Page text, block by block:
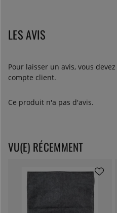
LES AVIS
Pour laisser un avis, vous devez
compte client.
Ce produit n'a pas d'avis.
VU(E) RÉCEMMENT